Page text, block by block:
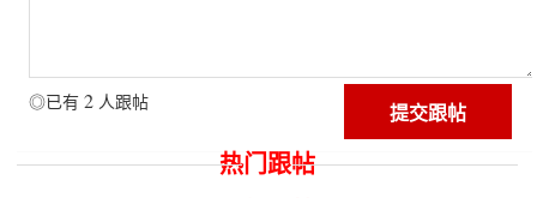
◎已有 2 人跟帖
热门跟帖